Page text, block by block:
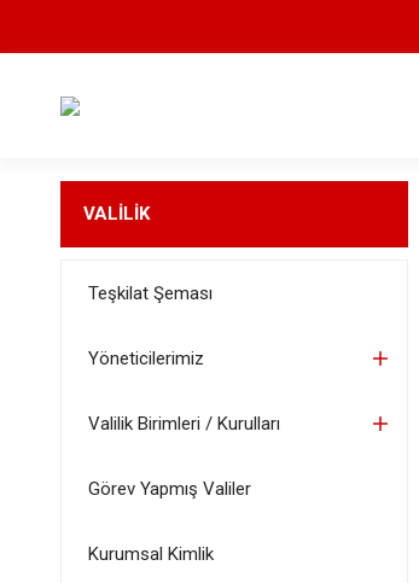
VALİLİK
Teşkilat Şeması
Yöneticilerimiz
Valilik Birimleri / Kurulları
Görev Yapmış Valiler
Kurumsal Kimlik